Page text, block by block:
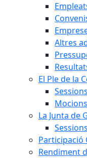
Altres
El Ple de la
La Junta de
Participació
Rendiment